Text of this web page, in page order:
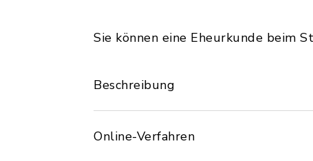
Sie können eine Eheurkunde beim
Beschreibung
Online-Verfahren